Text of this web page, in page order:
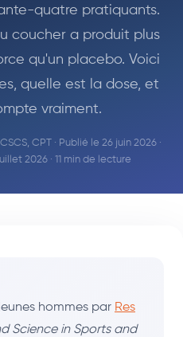
quatre pratiquants.
coucher a produit plus
qu'un placebo. Voici
quelle est la dose, et
vraiment.
CPT · Publié le 26 juin 2026 ·
2026 · 11 min de lecture
hommes par Res
Science in Sports and